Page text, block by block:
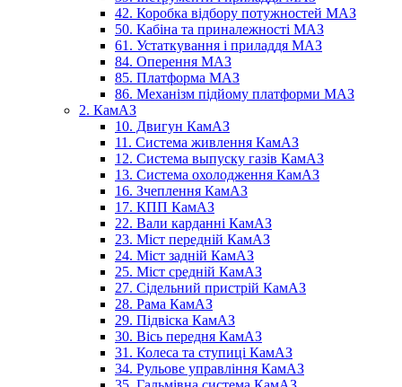
42. Коробка відбору потужностей МАЗ
50. Кабіна та приналежності МАЗ
61. Устаткування і приладдя МАЗ
84. Оперення МАЗ
85. Платформа МАЗ
86. Механізм підйому платформи МАЗ
2. КамАЗ
10. Двигун КамАЗ
11. Система живлення КамАЗ
12. Система выпуску газів КамАЗ
13. Система охолодження КамАЗ
16. Зчеплення КамАЗ
17. КПП КамАЗ
22. Вали карданні КамАЗ
23. Міст передній КамАЗ
24. Міст задній КамАЗ
25. Міст средній КамАЗ
27. Сідельний пристрій КамАЗ
28. Рама КамАЗ
29. Підвіска КамАЗ
30. Вісь передня КамАЗ
31. Колеса та ступиці КамАЗ
34. Рульове управління КамАЗ